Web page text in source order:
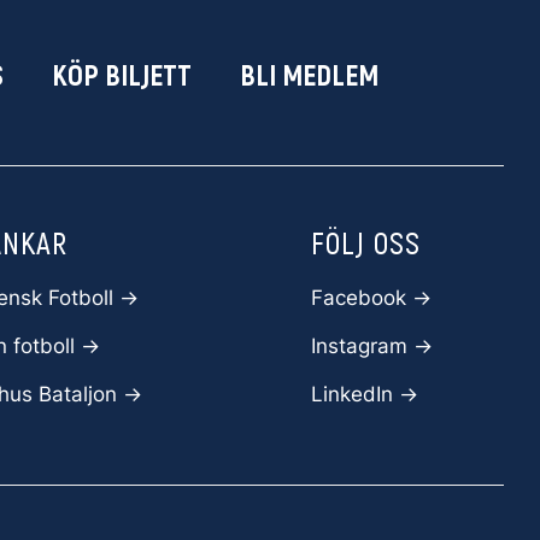
KÖP BILJETT BLI MEDLEM
Fotboll ->
fotboll ->
Bataljon ->
FÖLJ OSS
Facebook ->
Instagram ->
LinkedIn ->